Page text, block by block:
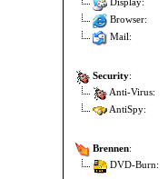
Display:
Browser:
Mail:
Security:
Anti-Virus:
AntiSpy:
Brennen:
DVD-Burn: